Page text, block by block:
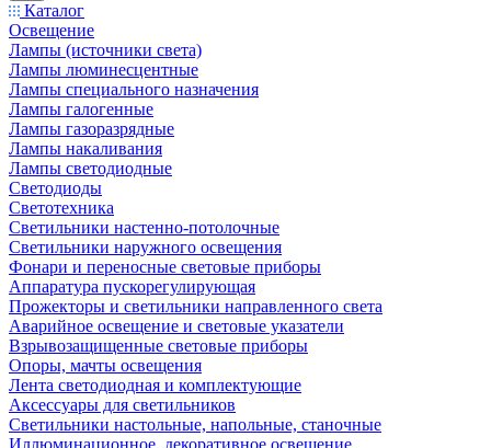
Каталог
Освещение
Лампы (источники света)
Лампы люминесцентные
Лампы специального назначения
Лампы галогенные
Лампы газоразрядные
Лампы накаливания
Лампы светодиодные
Светодиоды
Светотехника
Светильники настенно-потолочные
Светильники наружного освещения
Фонари и переносные световые приборы
Аппаратура пускорегулирующая
Прожекторы и светильники направленного света
Аварийное освещение и световые указатели
Взрывозащищенные световые приборы
Опоры, мачты освещения
Лента светодиодная и комплектующие
Аксессуары для светильников
Светильники настольные, напольные, станочные
Иллюминационное, декоративное освещение